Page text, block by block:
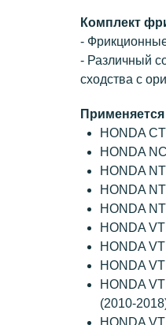
Комплект
-
- Различный
сходства с
HONDA
HONDA
HONDA
HONDA
HONDA
HONDA
HONDA
HONDA
HONDA
(2010-
HONDA